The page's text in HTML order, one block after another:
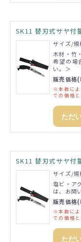
SK11 替刃式サヤ付
サイズ/
木材・竹
希望の場
い。＞
販売価格
※本数によ
での価格と
ただ
SK11 替刃式サヤ付
サイズ/
塩ビ・ア
は、お問
販売価格
※本数によ
での価格と
ただ